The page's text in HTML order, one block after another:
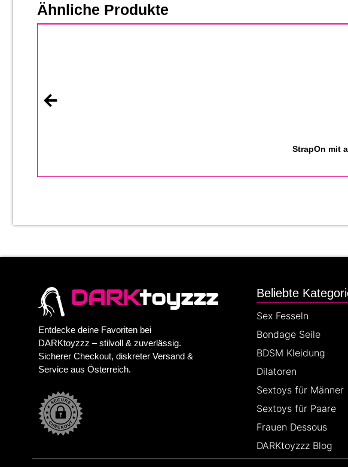
Ähnliche Produkte
StrapOn mit
DARKtoyzzz
Entdecke deine Favoriten bei
DARKtoyzzz – stilvoll & zuverlässig.
Sicherer Checkout, diskreter Versand &
Service aus Österreich.
Beliebte
Sex Fesseln
Bondage Seile
BDSM Kleidung
Dilatoren
Sextoys für Männer
Sextoys für Paare
Frauen Dessous
DARKtoyzzz Blog